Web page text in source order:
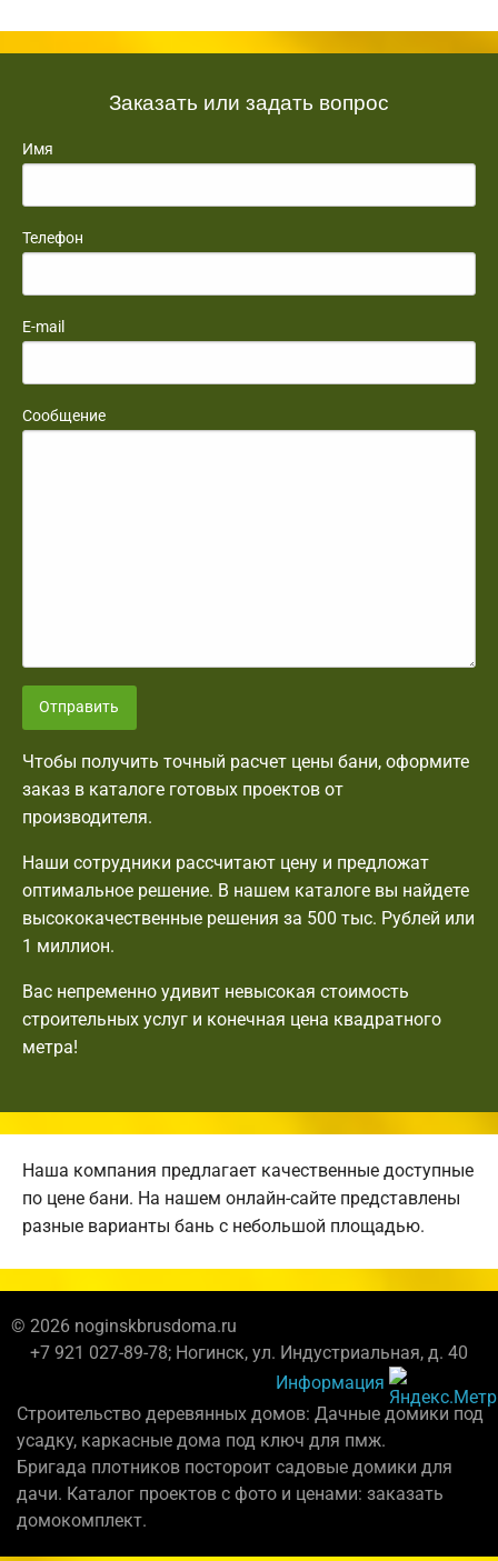
Заказать или задать вопрос
Имя
Телефон
E-mail
Сообщение
Отправить
Чтобы получить точный расчет цены бани, оформите
заказ в каталоге готовых проектов от
производителя.
Наши сотрудники рассчитают цену и предложат
оптимальное решение. В нашем каталоге вы найдете
высококачественные решения за 500 тыс. Рублей или
1 миллион.
Вас непременно удивит невысокая стоимость
строительных услуг и конечная цена квадратного
метра!
Наша компания предлагает качественные доступные
по цене бани. На нашем онлайн-сайте представлены
разные варианты бань с небольшой площадью.
© 2026 noginskbrusdoma.ru
+7 921 027-89-78; Ногинск, ул. Индустриальная, д. 40
Информация
Строительство деревянных домов: Дачные домики под
усадку, каркасные дома под ключ для пмж.
Бригада плотников постороит садовые домики для
дачи. Каталог проектов с фото и ценами: заказать
домокомплект.